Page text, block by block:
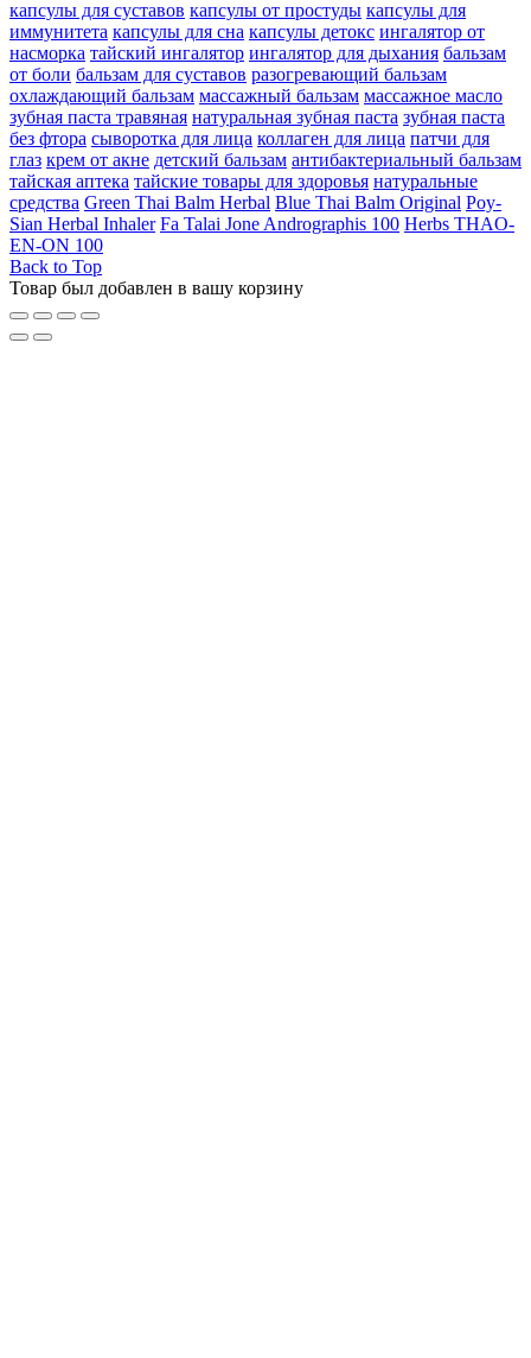
капсулы для суставов капсулы от простуды капсулы для
иммунитета капсулы для сна капсулы детокс ингалятор от
насморка тайский ингалятор ингалятор для дыхания бальзам
от боли бальзам для суставов разогревающий бальзам
охлаждающий бальзам массажный бальзам массажное масло
зубная паста травяная натуральная зубная паста зубная паста
без фтора сыворотка для лица коллаген для лица патчи для
глаз крем от акне детский бальзам антибактериальный бальзам
тайская аптека тайские товары для здоровья натуральные
средства Green Thai Balm Herbal Blue Thai Balm Original Poy-
Sian Herbal Inhaler Fa Talai Jone Andrographis 100 Herbs THAO-
EN-ON 100
Back to Top
Товар был добавлен в вашу корзину